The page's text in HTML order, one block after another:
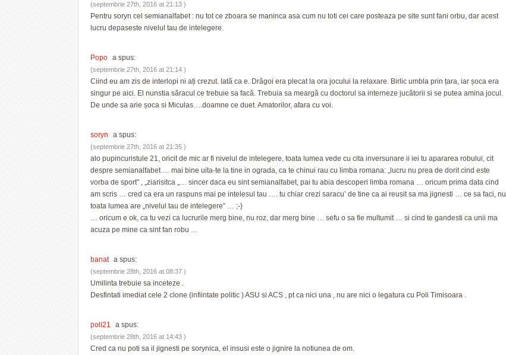
(septembrie 27th, 2016 at 21:13 )
Pentru soryn cel semianalfabet : nu tot ce zboara se maninca asa cum nu toti cei care posteaza pe site sunt fani orbu, dar acest
lucru depaseste nivelul tau de intelegere.
Popo a spus:
(septembrie 27th, 2016 at 21:14 )
Ciind eu am zis de interlopi ni ați crezut. Iată ca e. Drăgoi era plecat la ora jocului la relaxare. Birlic umbla prin țara, iar șoca era
singur pe aici. El nunstia săracul ce trebuie sa facă. Trebuia sa meargă cu doctorul sa interneze jucătorii si se putea amina jocul.
De unde sa arie șoca si Miculas….doamne ce duet. Amatorilor, afara cu voi.
soryn a spus:
(septembrie 27th, 2016 at 21:35 )
alo pupincuristule 21, oricit de mic ar fi nivelul de intelegere, toata lumea vede cu cita inversunare ii iei tu apararea robului, cit
despre semianalfabet … mai bine uita-te la tine in ograda, ca te chinui rau cu limba romana: „lucru nu prea de dorit cind este
vorba de sport” , „ziarisitca „… sincer daca eu sint semianalfabet, pai tu abia descoperi limba romana … oricum prima data cind
am scris … cred ca era un raspuns mai pe intelesul tau …. tu chiar crezi saracu’ de tine ca ai reusit sa ma jignesti … ce sa faci, nu
toata lumea are „nivelul tau de intelegere” … ;-}
… oricum e ok, ca tu vezi ca lucrurile merg bine, nu roz, dar merg bine … sefu o sa fie multumit … si cind te gandesti ca unii ma
acuza pe mine ca sint fan robu …
banat a spus:
(septembrie 28th, 2016 at 08:37 )
Umilinta trebuie sa inceteze .
Desfintati imediat cele 2 clone (infiintate politic ) ASU si ACS , pt ca nici una , nu are nici o legatura cu Poli Timisoara .
poli21 a spus:
(septembrie 28th, 2016 at 14:43 )
Cred ca nu poti sa il jignesti pe sorynica, el insusi este o jignire la notiunea de om.